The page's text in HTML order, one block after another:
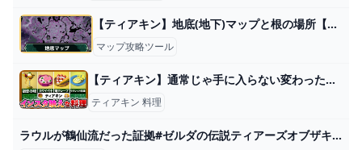
【ティアキン】地底(地下)マップと根の場所【ゼルダの伝説ティアーズオブザキングダム】
マップ攻略ツール
【ティアキン】通常じゃ手に入らない変わった料理 - YouTube
ティアキン 料理
ラウルが鶴仙流だった証拠#ゼルダの伝説ティアーズオブザキングダム #ゲーム実況 #ゼル伝 #zelda #ゲーム #ティアキン#ドラゴンボール - YouTube